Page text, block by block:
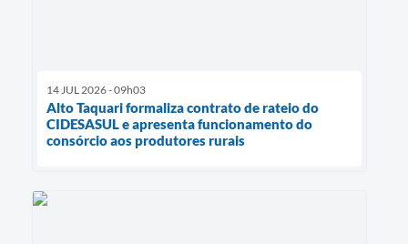
14 JUL 2026 - 09h03
Alto Taquari formaliza contrato de rateio do
CIDESASUL e apresenta funcionamento do
consórcio aos produtores rurais